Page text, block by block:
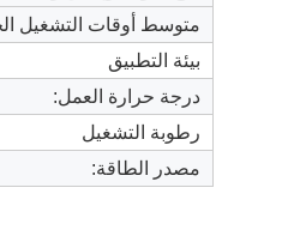
متوسط أوقات التشغيل
بيئة التطبيق
درجة حرارة العمل:
رطوبة التشغيل
مصدر الطاقة: